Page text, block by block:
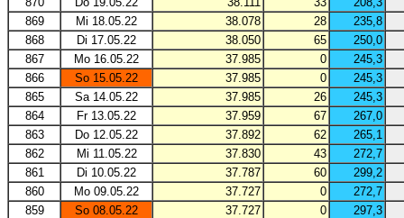
869
Mi 18.05.22 38.078 28
235,8
868
Di 17.05.22 38.050 65
250,0
867
Mo 16.05.22 37.985 0
245,3
866
So 15.05.22 37.985 0
245,3
865
Sa 14.05.22 37.985 26
245,3
864
Fr 13.05.22 37.959 67
267,0
863
Do 12.05.22 37.892 62
265,1
862
Mi 11.05.22 37.830 43
272,7
861
Di 10.05.22 37.787 60
299,2
860
Mo 09.05.22 37.727 0
272,7
859
So 08.05.22 37.727 0
297,3